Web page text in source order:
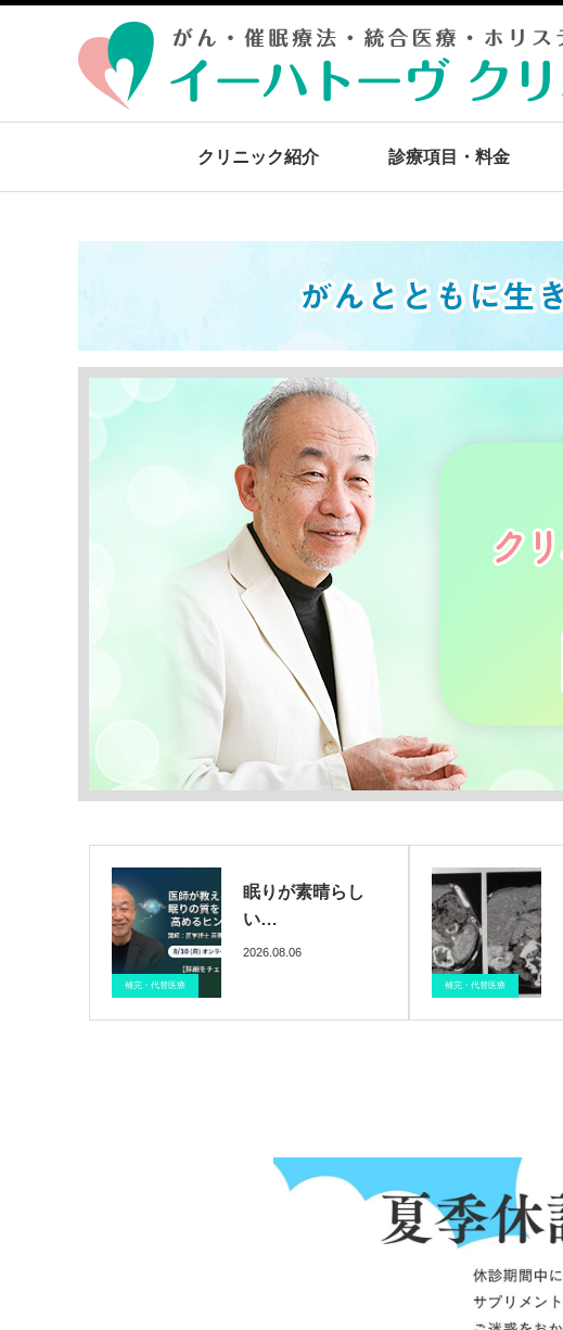
クリニック紹介 診療項目・料金
ブログ
催眠療法
医療情報
補完・代替医療
膵癌ステージⅣ
で…
2026.08.04
ブログ
催眠療法